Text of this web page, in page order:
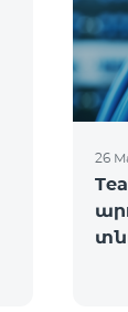
26